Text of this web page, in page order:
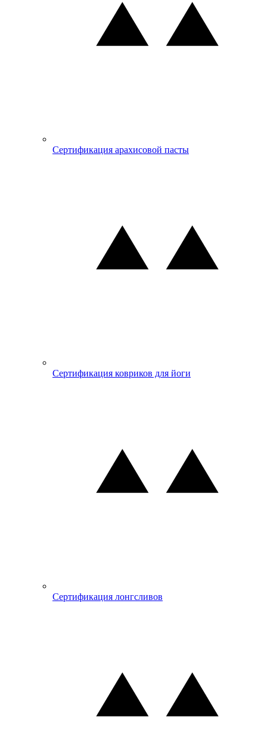
Сертификация арахисовой пасты
Сертификация ковриков для йоги
Сертификация лонгсливов